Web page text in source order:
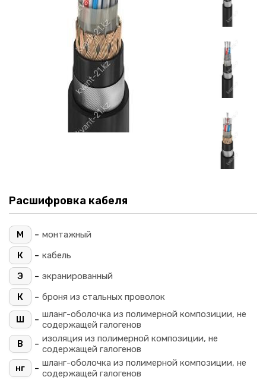
Расшифровка кабеля
М - монтажный
К
- кабель
Э
- экранированный
К
- броня из стальных проволок
Ш - шланг-оболочка из полимерной композиции, не
содержащей галогенов
В
- изоляция из полимерной композиции, не
содержащей галогенов
нг
- шланг-оболочка из полимерной композиции, не
содержащей галогенов